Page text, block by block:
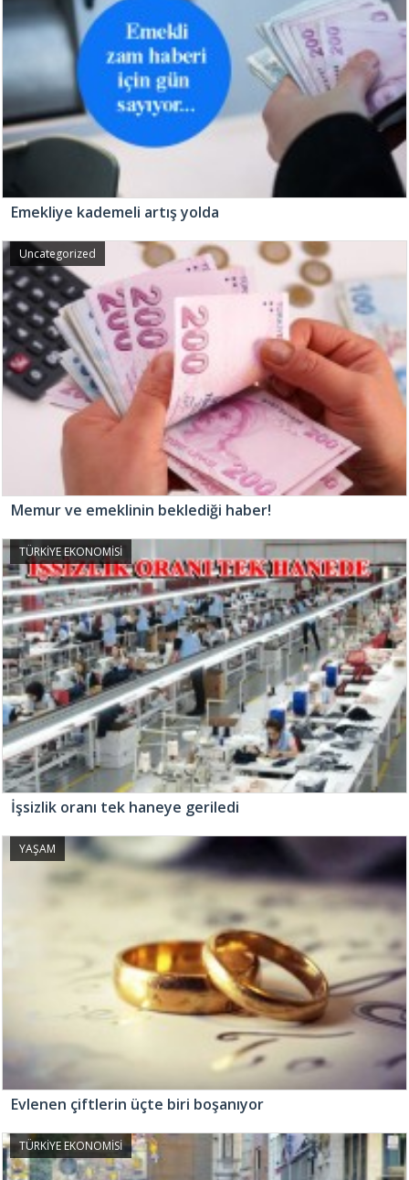
Emekliye kademeli artış yolda
Uncategorized
Memur ve emeklinin beklediği haber!
TÜRKİYE EKONOMİSİ
İşsizlik oranı tek haneye geriledi
YAŞAM
Evlenen çiftlerin üçte biri boşanıyor
TÜRKİYE EKONOMİSİ